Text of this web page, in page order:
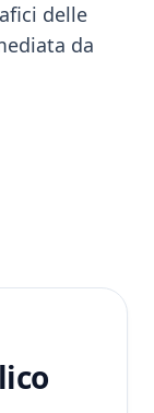
delle
da